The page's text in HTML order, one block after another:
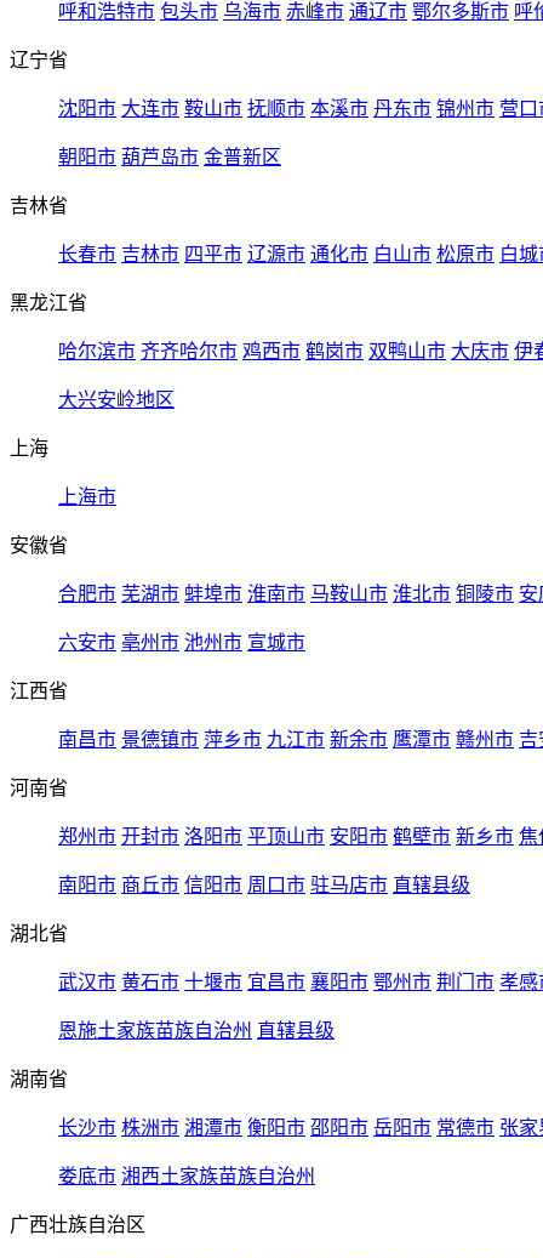
呼和浩特市 包头市 乌海市 赤峰市 通辽市 鄂尔多斯市 呼
辽宁省
沈阳市 大连市 鞍山市 抚顺市 本溪市 丹东市 锦州市 营口
朝阳市 葫芦岛市 金普新区
吉林省
长春市 吉林市 四平市 辽源市 通化市 白山市 松原市 白城
黑龙江省
哈尔滨市 齐齐哈尔市 鸡西市 鹤岗市 双鸭山市 大庆市 伊
大兴安岭地区
上海
上海市
安徽省
合肥市 芜湖市 蚌埠市 淮南市 马鞍山市 淮北市 铜陵市 安
六安市 亳州市 池州市 宣城市
江西省
南昌市 景德镇市 萍乡市 九江市 新余市 鹰潭市 赣州市 吉
河南省
郑州市 开封市 洛阳市 平顶山市 安阳市 鹤壁市 新乡市 焦
南阳市 商丘市 信阳市 周口市 驻马店市 直辖县级
湖北省
武汉市 黄石市 十堰市 宜昌市 襄阳市 鄂州市 荆门市 孝感
恩施土家族苗族自治州 直辖县级
湖南省
长沙市 株洲市 湘潭市 衡阳市 邵阳市 岳阳市 常德市 张家
娄底市 湘西土家族苗族自治州
广西壮族自治区